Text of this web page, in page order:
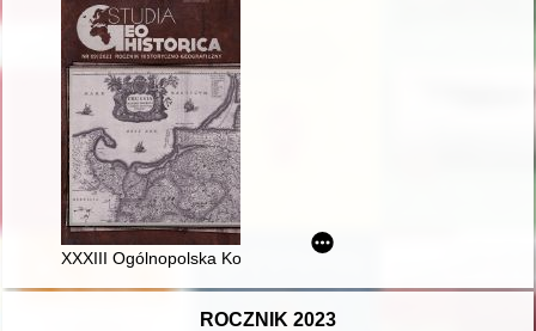
XXXIII Ogólnopolska Konferencja Historyków Kartografii,
ROCZNIK 2023